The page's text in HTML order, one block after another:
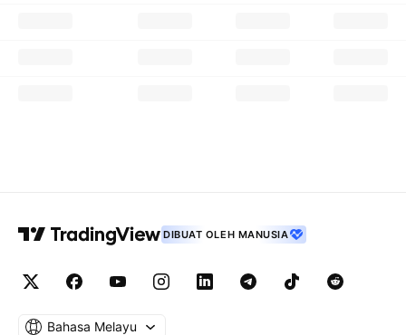
DIBUAT OLEH MANUSIA
Bahasa Melayu